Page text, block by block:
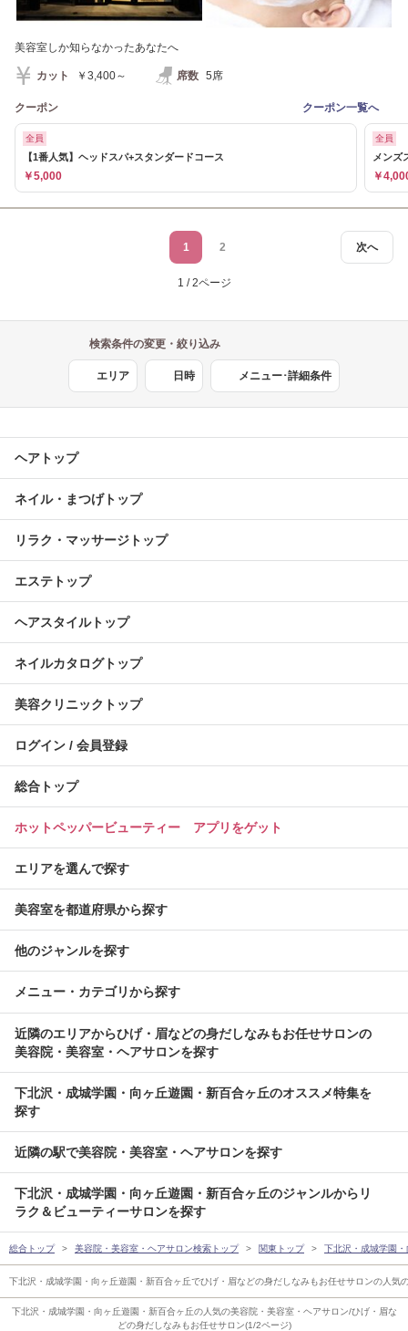
下北沢・成城学園・向ヶ丘遊園・新百合ヶ丘の人気の美容院・美容室・ヘアサロン/ひげ・眉な
どの身だしなみもお任せサロン(1/2ページ)
美容室しか知らなかったあなたへ
カット ￥3,400～ 席数 5席
クーポン クーポン一覧へ
全員
【1番人気】ヘッドスパ+スタンダードコース
￥5,000
全員
メンズ
￥
次へ
1 2
1 / 2ページ
検索条件の変更・絞り込み
エリア 日時 メニュー･詳細条件
ヘアトップ
ネイル・まつげトップ
リラク・マッサージトップ
エステトップ
ヘアスタイルトップ
ネイルカタログトップ
美容クリニックトップ
ログイン / 会員登録
総合トップ
ホットペッパービューティー アプリをゲット
エリアを選んで探す
美容室を都道府県から探す
他のジャンルを探す
メニュー・カテゴリから探す
近隣のエリアからひげ・眉などの身だしなみもお任せサロンの
美容院・美容室・ヘアサロンを探す
下北沢・成城学園・向ヶ丘遊園・新百合ヶ丘のオススメ特集を
探す
近隣の駅で美容院・美容室・ヘアサロンを探す
下北沢・成城学園・向ヶ丘遊園・新百合ヶ丘のジャンルからリ
ラク＆ビューティーサロンを探す
総合トップ 美容院・美容室・ヘアサロン検索トップ 関東トップ 下北沢・成城学園
下北沢・成城学園・向ヶ丘遊園・新百合ヶ丘でひげ・眉などの身だしなみもお任せサロンの人